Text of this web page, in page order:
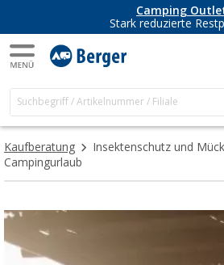
Camping
Stark reduzierte
Kaufberatung
Insektenschutz und
Campingurlaub